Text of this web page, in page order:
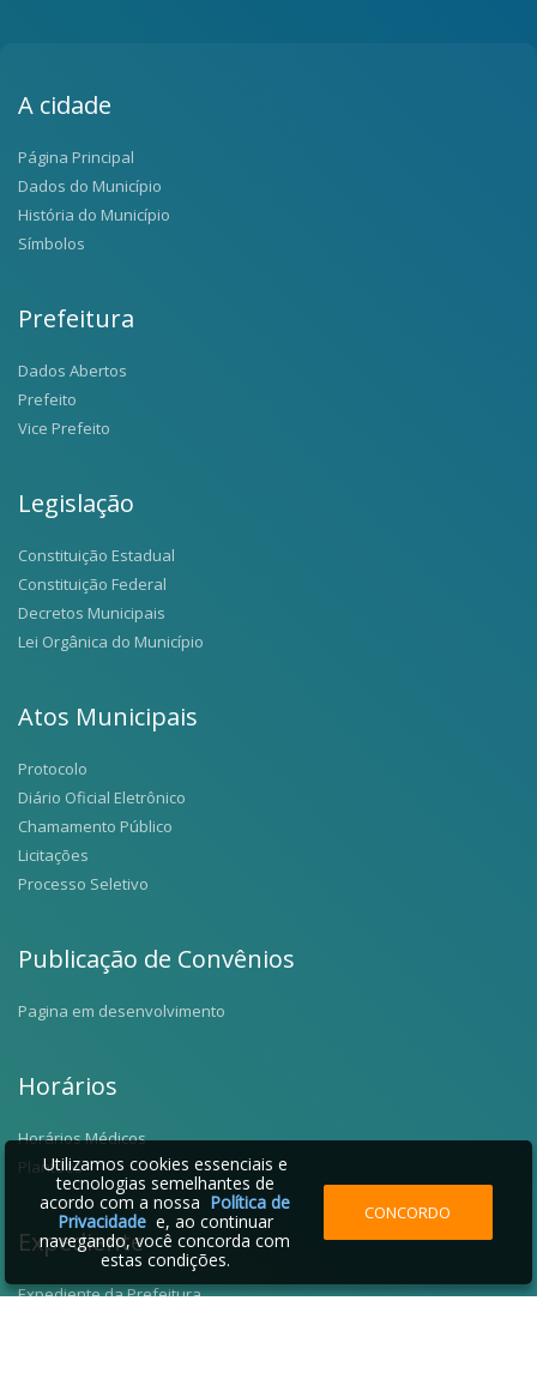
A cidade
Página Principal
Dados do Município
História do Município
Símbolos
Prefeitura
Dados Abertos
Prefeito
Vice Prefeito
Legislação
Constituição Estadual
Constituição Federal
Decretos Municipais
Lei Orgânica do Município
Atos Municipais
Protocolo
Diário Oficial Eletrônico
Chamamento Público
Licitações
Processo Seletivo
Publicação de Convênios
Pagina em desenvolvimento
Horários
Horários Médicos
Plantões
Expediente
Expediente da Prefeitura
Utilizamos cookies essenciais e
tecnologias semelhantes de
acordo com a nossa Política de
Privacidadee, ao continuar
navegando, você concorda com
estas condições.
CONCORDO